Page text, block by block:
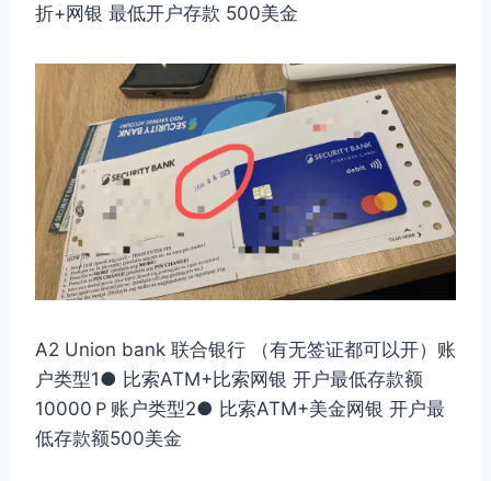
折+网银 最低开户存款 500美金
A2 Union bank 联合银行 （有无签证都可以开）账
户类型1● 比索ATM+比索网银 开户最低存款额
10000Ｐ账户类型2● 比索ATM+美金网银 开户最
低存款额500美金